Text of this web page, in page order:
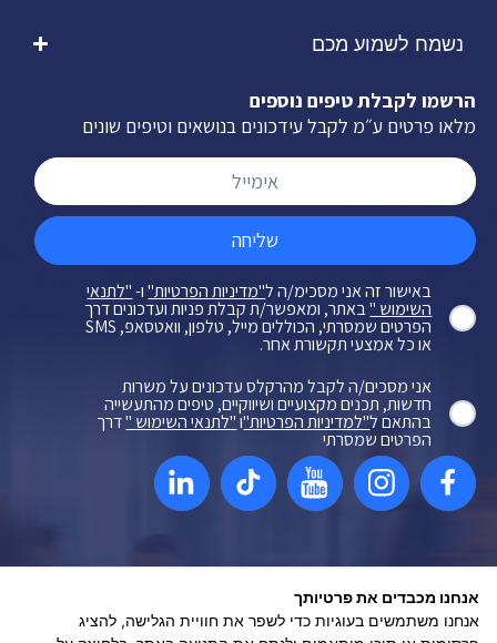
נשמח לשמוע מכם
הרשמו לקבלת טיפים נוספים
מלאו פרטים ע״מ לקבל עידכונים בנושאים וטיפים שונים
באישור זה אני מסכימ/ה ל"מדיניות הפרטיות"ו-"לתנאי
השימוש "באתר, ומאפשר/ת קבלת פניות ועדכונים דרך
הפרטים שמסרתי, הכוללים מייל, טלפון, וואטסאפ, SMS
או כל אמצעי תקשורת אחר.
אני מסכים/ה לקבל מהרקלס עדכונים על משרות
חדשות, תכנים מקצועיים ושיווקיים, טיפים מהתעשייה
בהתאם ל"למדיניות הפרטיות"ו"לתנאי השימוש "דרך
הפרטים שמסרתי
שליחה
שיווק דיגיטלי - ליעד פתרונות פרסום
אנחנו מכבדים את פרטיותך
אנחנו משתמשים בעוגיות כדי לשפר את חוויית הגלישה, להציג